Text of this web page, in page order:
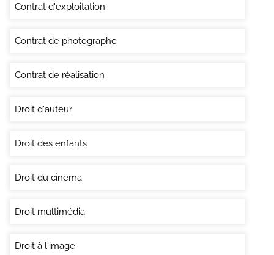
Contrat d'exploitation
Contrat de photographe
Contrat de réalisation
Droit d'auteur
Droit des enfants
Droit du cinema
Droit multimédia
Droit à l'image